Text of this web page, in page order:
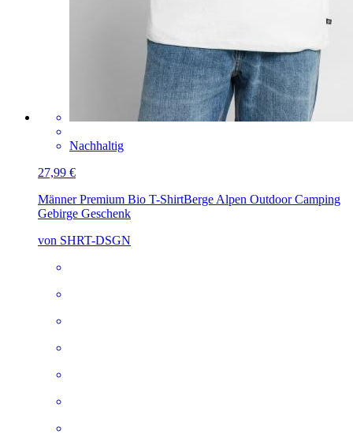
Nachhaltig
27,99 €
Männer Premium Bio T-ShirtBerge Alpen Outdoor Camping
Gebirge Geschenk
von SHRT-DSGN